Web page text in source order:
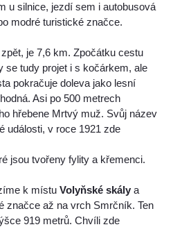
u silnice, jezdí sem i autobusová
modré turistické značce.
je 7,6 km. Zpočátku cestu
se tudy projet i s kočárkem, ale
pokračuje doleva jako lesní
Asi po 500 metrech
hřebene Mrtvý muž. Svůj název
události, v roce 1921 zde
jsou tvořeny fylity a křemenci.
k místuVolyňské skály a
značce až na vrch Smrčník. Ten
919 metrů. Chvíli zde